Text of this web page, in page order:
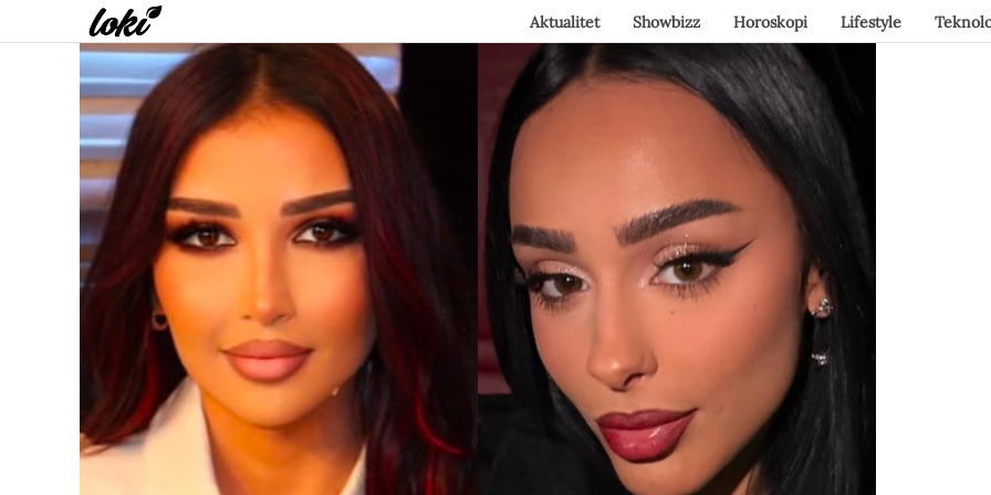
Aktualitet Showbizz Horoskopi Lifestyle